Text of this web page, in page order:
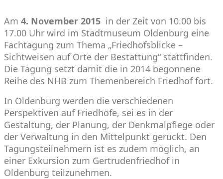
Am 4. November 2015 in der Zeit von 10.00 bis
17.00 Uhr wird im Stadtmuseum Oldenburg eine
Fachtagung zum Thema „Friedhofsblicke –
Sichtweisen auf Orte der Bestattung“ stattfinden.
Die Tagung setzt damit die in 2014 begonnene
Reihe des NHB zum Themenbereich Friedhof fort.
In Oldenburg werden die verschiedenen
Perspektiven auf Friedhöfe, sei es in der
Gestaltung, der Planung, der Denkmalpflege oder
der Verwaltung in den Mittelpunkt gerückt. Den
Tagungsteilnehmern ist es zudem möglich, an
einer Exkursion zum Gertrudenfriedhof in
Oldenburg teilzunehmen.